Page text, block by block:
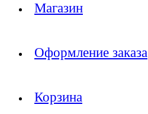
Магазин
Оформление заказа
Корзина